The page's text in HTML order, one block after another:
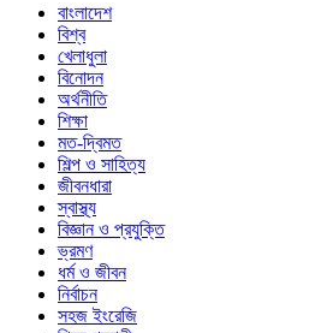
বাংলাদেশ
বিশ্ব
খেলাধুলা
বিনোদন
অর্থনীতি
শিক্ষা
মত-দ্বিমত
শিল্প ও সাহিত্য
জীবনধারা
স্বাস্থ্য
বিজ্ঞান ও প্রযুক্তি
ভ্রমণ
ধর্ম ও জীবন
নির্বাচন
সহজ ইংরেজি